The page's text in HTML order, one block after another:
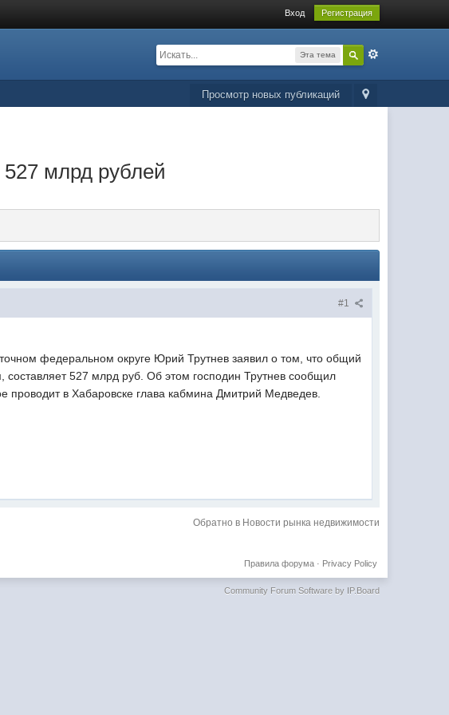
Вход Регистрация
Эта тема
Просмотр новых публикаций
млрд рублей
#1
федеральном округе Юрий Трутнев заявил о том, что общий
527 млрд руб. Об этом господин Трутнев сообщил
проводит в Хабаровске глава кабмина Дмитрий Медведев.
Обратно в Новости рынка недвижимости
Privacy Policy
Правила форума·
Community Forum Software by IP.Board